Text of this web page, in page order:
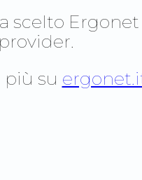
scelto
provider.
più su